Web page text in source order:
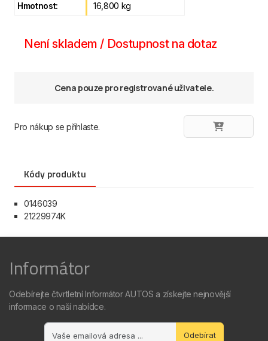
Hmotnost:
16,800 kg
Není skladem / Dostupnost na dotaz
Cena pouze pro registrované uživatele.
Pro nákup se přihlaste.
Kódy produktu
0146039
21229974K
Informátor
Odebírejte čtvrtletní Informátor AUTOS a získejte nejnovější
informace o naší nabídce.
Odebírat